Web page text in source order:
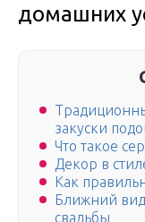
домашних
закуски
Что такое
Декор в
Как
Ближний
свадьбы